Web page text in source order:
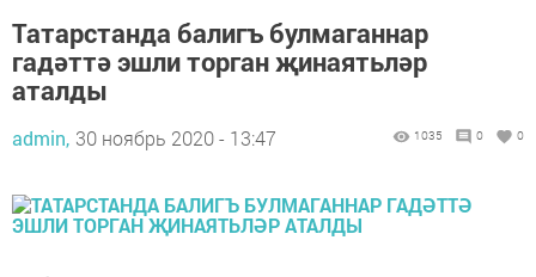
Татарстанда балигъ булмаганнар
гадәттә эшли торган җинаятьләр
аталды
admin, 30 ноябрь 2020 - 13:47 1035 0 0